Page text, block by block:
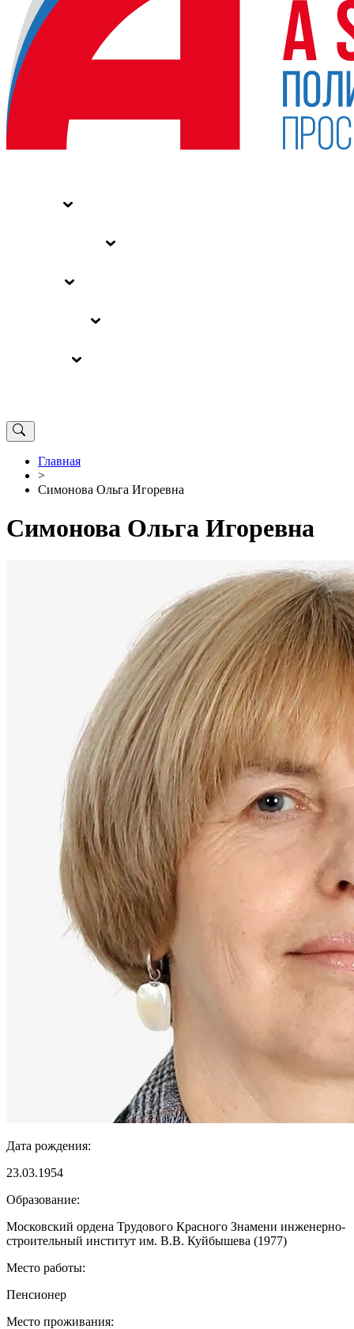
Главная
>
Симонова Ольга Игоревна
Симонова Ольга Игоревна
Дата рождения:
23.03.1954
Образование:
Московский ордена Трудового Красного Знамени инженерно-
строительный институт им. В.В. Куйбышева (1977)
Место работы:
Пенсионер
Место проживания: